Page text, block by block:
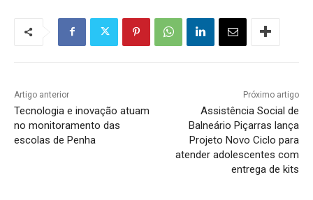
Artigo anterior
Tecnologia e inovação atuam
no monitoramento das
escolas de Penha
Próximo artigo
Assistência Social de
Balneário Piçarras lança
Projeto Novo Ciclo para
atender adolescentes com
entrega de kits